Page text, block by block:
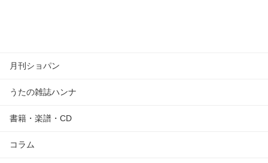
月刊ショパン
うたの雑誌ハンナ
書籍・楽譜・CD
コラム